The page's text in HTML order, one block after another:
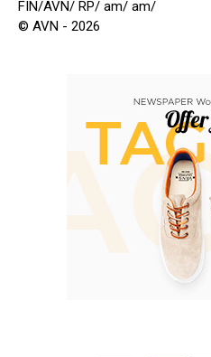
FIN/AVN/ RP/ am/ am/
© AVN - 2026